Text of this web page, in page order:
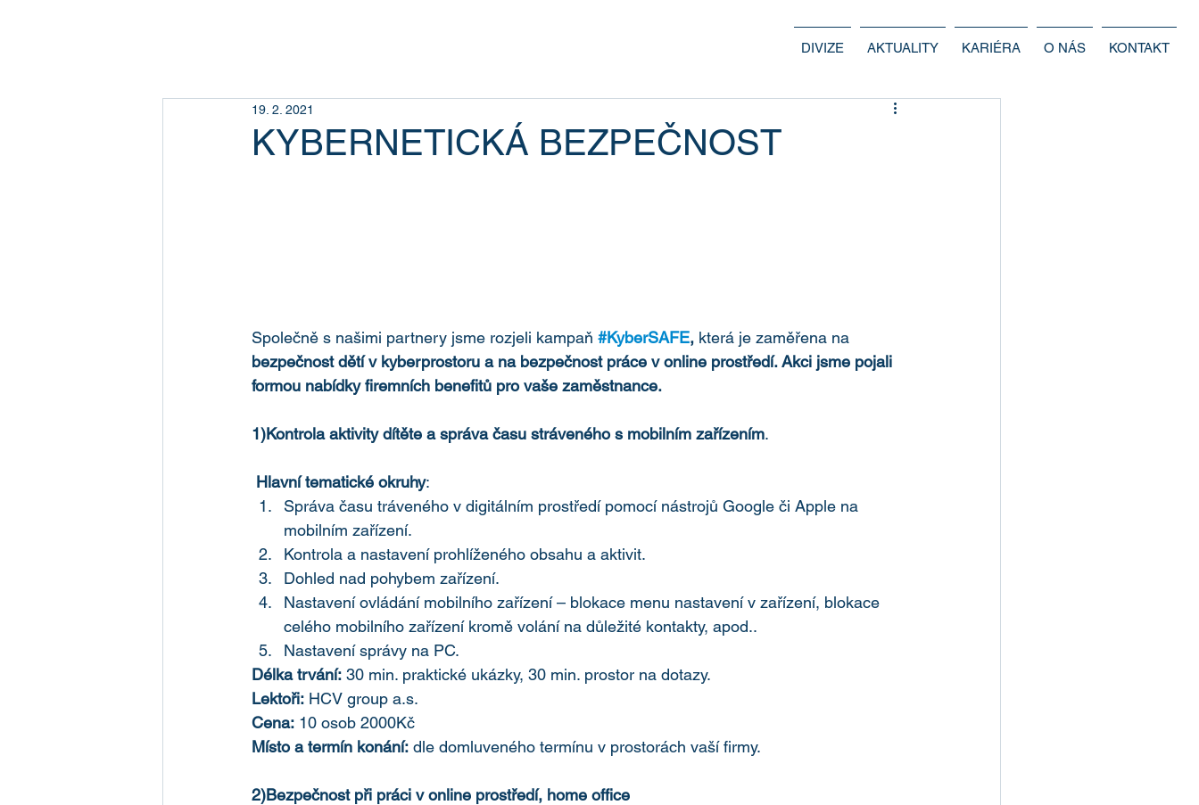
DIVIZE AKTUALITY KARIÉRA O NÁS KONTAKT
KYBERNETICKÁ BEZPEČNOST
19. 2. 2021
Společně s našimi partnery jsme rozjeli kampaň #KyberSAFE, která je zaměřena na
bezpečnost dětí v kyberprostoru a na bezpečnost práce v online prostředí. Akci jsme pojali
formou nabídky firemních benefitů pro vaše zaměstnance.
1)Kontrola aktivity dítěte a správa času stráveného s mobilním zařízením.
Hlavní tematické okruhy:
Správa času tráveného v digitálním prostředí pomocí nástrojů Google či Apple na
mobilním zařízení.
Kontrola a nastavení prohlíženého obsahu a aktivit.
Dohled nad pohybem zařízení.
Nastavení ovládání mobilního zařízení – blokace menu nastavení v zařízení, blokace
celého mobilního zařízení kromě volání na důležité kontakty, apod..
Nastavení správy na PC.
Délka trvání: 30 min. praktické ukázky, 30 min. prostor na dotazy.
Lektoři: HCV group a.s.
Cena: 10 osob 2000Kč
Místo a termín konání: dle domluveného termínu v prostorách vaší firmy.
2)Bezpečnost při práci v online prostředí, home office